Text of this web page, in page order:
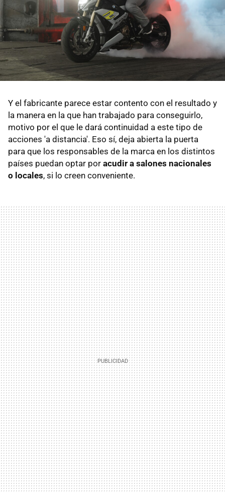
Y el fabricante parece estar contento con el resultado y
la manera en la que han trabajado para conseguirlo,
motivo por el que le dará continuidad a este tipo de
acciones 'a distancia'. Eso sí, deja abierta la puerta
para que los responsables de la marca en los distintos
países puedan optar por acudir a salones nacionales
o locales, si lo creen conveniente.